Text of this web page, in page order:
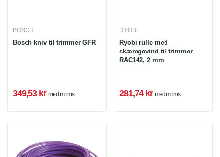
BOSCH
Bosch kniv til trimmer GFR
349,53 kr med moms
RYOBI
Ryobi rulle med
skæregevind til trimmer
RAC142, 2 mm
281,74 kr med moms